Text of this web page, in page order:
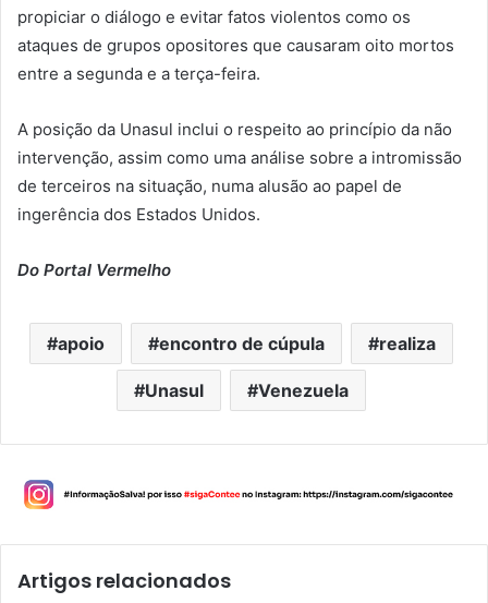
propiciar o diálogo e evitar fatos violentos como os
ataques de grupos opositores que causaram oito mortos
entre a segunda e a terça-feira.
A posição da Unasul inclui o respeito ao princípio da não
intervenção, assim como uma análise sobre a intromissão
de terceiros na situação, numa alusão ao papel de
ingerência dos Estados Unidos.
Do Portal Vermelho
apoio encontro de cúpula realiza
Unasul Venezuela
Artigos relacionados